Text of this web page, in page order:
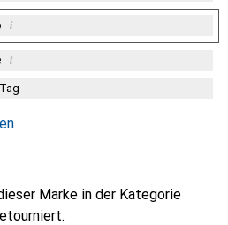
i
i
Tag
Marke in der Kategorie